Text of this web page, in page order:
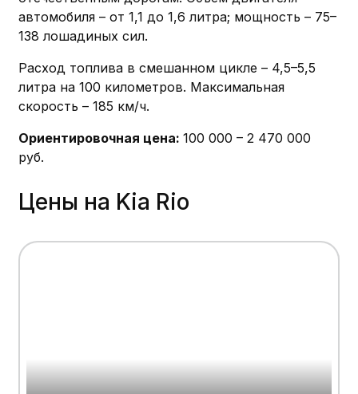
автомобиля – от 1,1 до 1,6 литра; мощность – 75–
138 лошадиных сил.
Расход топлива в смешанном цикле – 4,5–5,5
литра на 100 километров. Максимальная
скорость – 185 км/ч.
Ориентировочная цена: 100 000 – 2 470 000
руб.
Цены на Kia Rio